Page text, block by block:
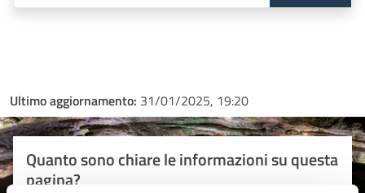
Ultimo aggiornamento: 31/01/2025, 19:20
Quanto sono chiare le informazioni su questa
pagina?